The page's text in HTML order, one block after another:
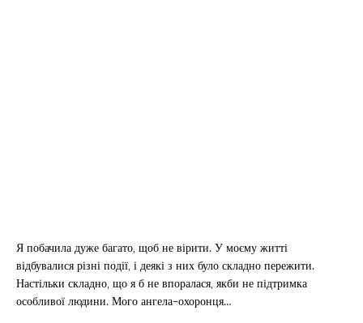
Я побачила дуже багато, щоб не вірити. У моєму житті
відбувалися різні події, і деякі з них було складно пережити.
Настільки складно, що я б не впоралася, якби не підтримка
особливої людини. Мого ангела-охоронця…